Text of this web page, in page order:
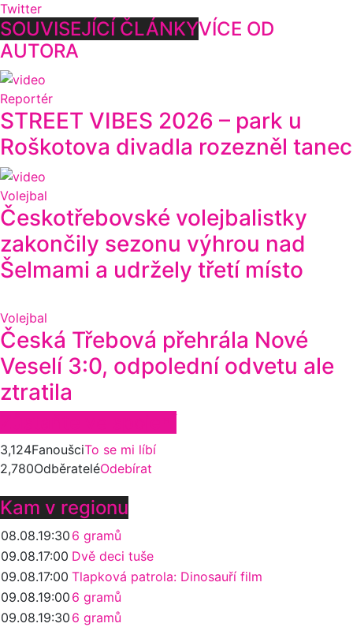
Twitter
SOUVISEJÍCÍ ČLÁNKYVÍCE OD
AUTORA
Reportér
STREET VIBES 2026 – park u
Roškotova divadla rozezněl tanec
Volejbal
Českotřebovské volejbalistky
zakončily sezonu výhrou nad
Šelmami a udržely třetí místo
Volejbal
Česká Třebová přehrála Nové
Veselí 3:0, odpolední odvetu ale
ztratila
3,124FanoušciTo se mi líbí
2,780OdběrateléOdebírat
Kam v regionu
08.08.19:30 6 gramů
09.08.17:00 Dvě deci tuše
09.08.17:00 Tlapková patrola: Dinosauří film
09.08.19:00 6 gramů
09.08.19:30 6 gramů